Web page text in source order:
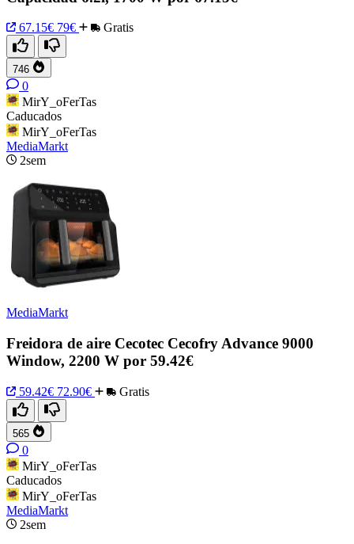
67.15€ 79€ Gratis
746
0
MirY_oFerTas
Caducados
MirY_oFerTas
MediaMarkt
2sem
MediaMarkt
Freidora de aire Cecotec Cecofry Advance 9000
Window, 2200 W por 59.42€
59.42€ 72.90€ Gratis
565
0
MirY_oFerTas
Caducados
MirY_oFerTas
MediaMarkt
2sem